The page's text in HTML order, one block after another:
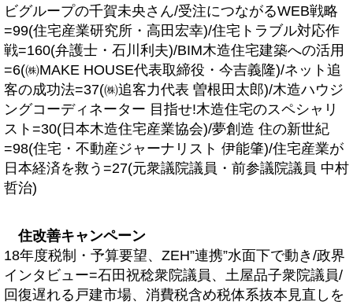
ビグループの千賀未央さん/受注につながるWEB戦略
=99(住宅産業研究所・高田宏幸)/住宅トラブル対応作
戦=160(弁護士・石川利夫)/BIM木造住宅建築への活用
=6(㈱MAKE HOUSE代表取締役・今吉義隆)/ネット追
客の成功法=37(㈱追客力代表 曽根田太郎)/木造ハウジ
ングコーディネーター 目指せ!木造住宅のスペシャリ
スト=30(日本木造住宅産業協会)/夢創造 住の新世紀
=98(住宅・不動産ジャーナリスト 伊能肇)/住宅産業が
日本経済を救う=27(元衆議院議員・前参議院議員 中村
哲治)
住改善キャンペーン
18年度税制・予算要望、ZEH”連携”水面下で動き/政界
インタビュー=石田祝稔衆院議員、土屋品子衆院議員/
回復遅れる戸建市場、消費税含め税体系抜本見直しを